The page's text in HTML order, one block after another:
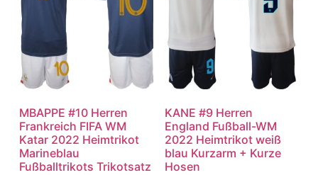
MBAPPE #10 Herren
Frankreich FIFA WM
Katar 2022 Heimtrikot
Marineblau
Fußballtrikots Trikotsatz
KANE #9 Herren
England Fußball-WM
2022 Heimtrikot weiß
blau Kurzarm + Kurze
Hosen